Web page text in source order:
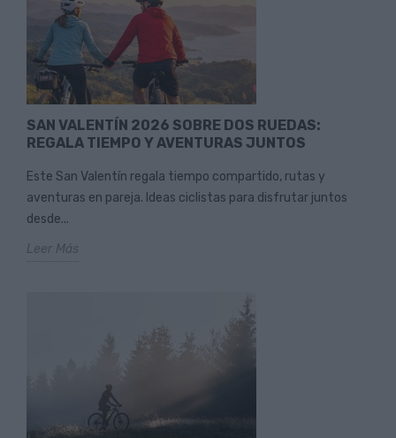
SAN VALENTÍN 2026 SOBRE DOS RUEDAS:
REGALA TIEMPO Y AVENTURAS JUNTOS
Este San Valentín regala tiempo compartido, rutas y
aventuras en pareja. Ideas ciclistas para disfrutar juntos
desde...
Leer Más